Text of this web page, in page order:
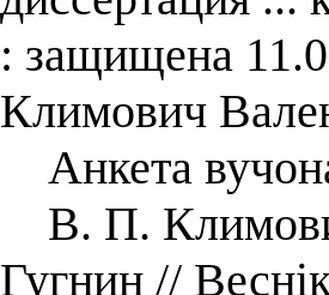
: защищена
Климович
Анкета
В. П.
Гугнин //